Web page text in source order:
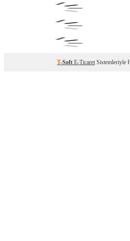
T-Soft E-Ticaret Sistemleriyle